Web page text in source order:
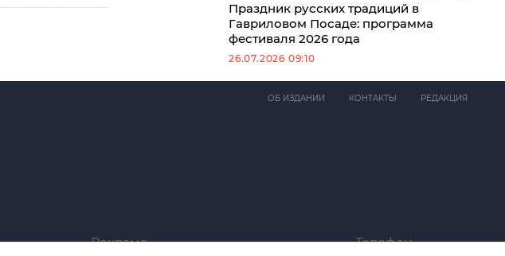
Праздник русских традиций в
Гавриловом Посаде: программа
фестиваля 2026 года
26.07.2026 09:10
ОБ ИЗДАНИИ КОНТАКТЫ РЕДАКЦИЯ
Реклама
Телефон